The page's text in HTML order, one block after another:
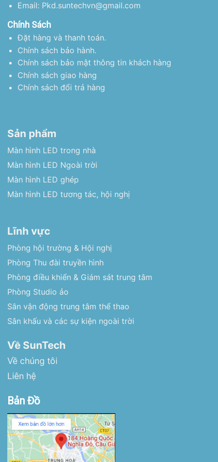
Email: Pkd.suntechvn@gmail.com
Chính Sách
Đặt hàng và thanh toán.
Chính sách bảo hành.
Chính sách bảo mật thông tin khách hàng
Chính sách giao hàng
Chính sách đổi trả hàng
Sản phẩm
Màn hình LED trong nhà
Màn hình LED Ngoài trời
Màn hình LED ghép
Màn hình LED tương tác, hội nghị
Lĩnh vực
Phòng hội trường & Hội nghị
Phòng Thu đài truyền hình
Phòng điều khiển & Giám sát trung tâm
Phòng Studio ảo
Sân vận động trung tâm thể thao
Sân khấu và các sự kiện ngoài trời
Về SunTech
Về chúng tôi
Liên hệ
Bản Đồ